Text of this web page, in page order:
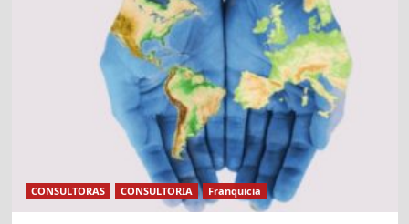
CONSULTORAS CONSULTORIA Franquicia